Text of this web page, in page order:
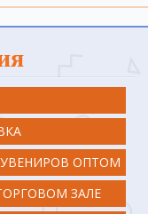
ОПТОМ
ЗАЛЕ